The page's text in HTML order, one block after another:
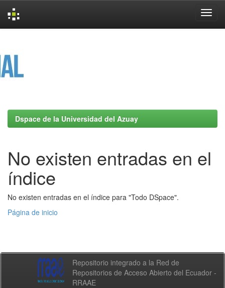
Dspace de la Universidad del Azuay
No existen entradas en el
índice
No existen entradas en el índice para "Todo DSpace".
Página de inicio
Repositorio integrado a la Red de
Repositorios de Acceso Abierto del Ecuador -
RRAAE